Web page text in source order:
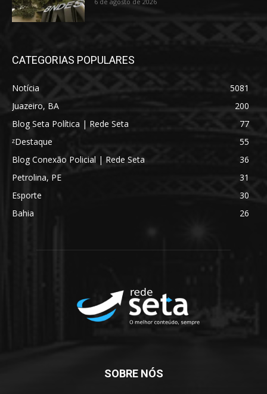
CATEGORIAS POPULARES
Notícia
5081
Juazeiro, BA
200
Blog Seta Política | Rede Seta
77
ᶻDestaque
55
Blog Conexão Policial | Rede Seta
36
Petrolina, PE
31
Esporte
30
Bahia
26
SOBRE NÓS